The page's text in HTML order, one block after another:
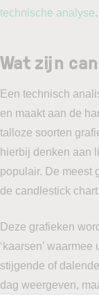
technische analyse.
Wat zijn
Een technisch
en maakt aan de
talloze soorten
hierbij denken aan
populair. De meest
de candlestick chart.
Deze grafieken
‘kaarsen’
stijgende of
dag weergeven,